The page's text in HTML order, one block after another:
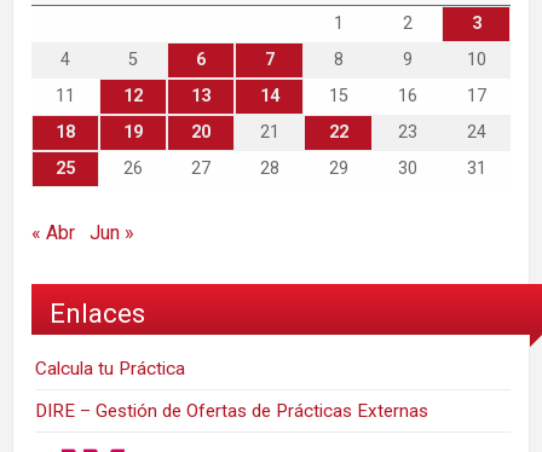
1
2
3
4
5 6 7 8 9
10
11
12 13 14 15 16
17
18
19 20 21 22 23
24
25
26 27 28 29 30 31
« Abr Jun »
Enlaces
Calcula tu Práctica
DIRE – Gestión de Ofertas de Prácticas Externas